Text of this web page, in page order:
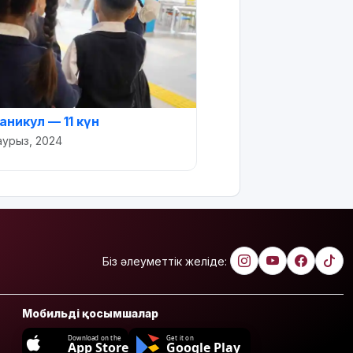
— 11 күн
2024
Біз әлеуметтік желіде:
Мобильді қосымшалар
Download on the
App Store
Get it on
Google Play